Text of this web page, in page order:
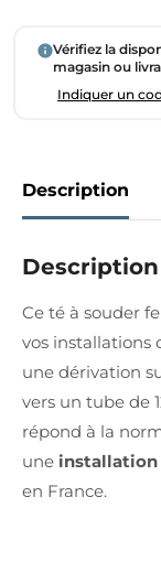
Vérifiez la
magasin ou
Indiquer un
Description
Description
Ce té à souder
vos installations
une dérivation
vers un tube de
répond à la
une installation
en France.